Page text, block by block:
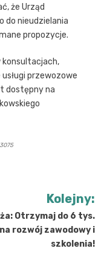
że Urząd
do nieudzielania
propozycje.
konsultacjach,
przewozowe
dostępny na
Kolejny:
Otrzymaj do 6 tys.
na rozwój zawodowy i
szkolenia!